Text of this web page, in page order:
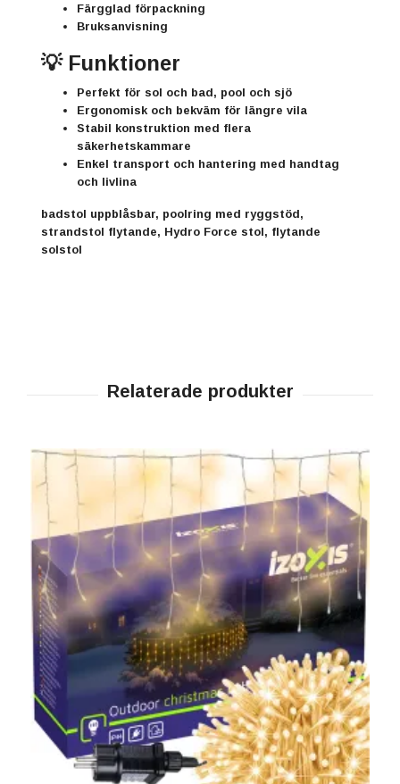
Färgglad förpackning
Bruksanvisning
💡 Funktioner
Perfekt för sol och bad, pool och sjö
Ergonomisk och bekväm för längre vila
Stabil konstruktion med flera
säkerhetskammare
Enkel transport och hantering med handtag
och livlina
badstol uppblåsbar, poolring med ryggstöd,
strandstol flytande, Hydro Force stol, flytande
solstol